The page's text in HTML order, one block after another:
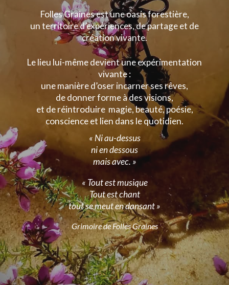
Folles Graines est une oasis forestière,
un territoire d’expériences, de partage et de
création vivante.
Le lieu lui-même devient une expérimentation
vivante :
une manière d’oser incarner ses rêves,
de donner forme à des visions,
et de réintroduire magie, beauté, poésie,
conscience et lien dans le quotidien.
« Ni au-dessus
ni en dessous
mais avec. »
« Tout est musique
Tout est chant
tout se meut en dansant »
Grimoire de Folles Graines